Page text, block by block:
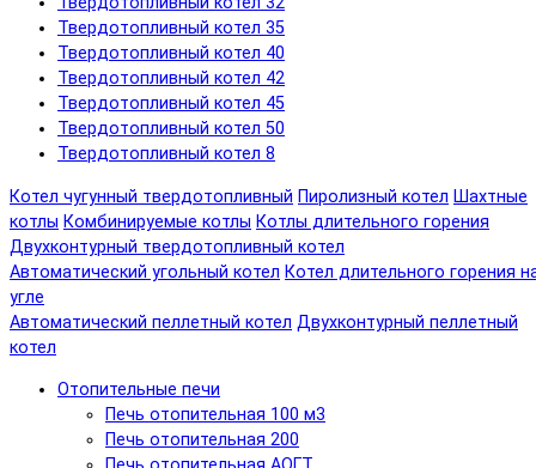
Твердотопливный котел 35
Твердотопливный котел 40
Твердотопливный котел 42
Твердотопливный котел 45
Твердотопливный котел 50
Твердотопливный котел 8
Котел чугунный твердотопливный Пиролизный котел Шахтные
котлы Комбинируемые котлы Котлы длительного горения
Двухконтурный твердотопливный котел
Автоматический угольный котел Котел длительного горения
угле
Автоматический пеллетный котел Двухконтурный пеллетный
котел
Отопительные печи
Печь отопительная 100 м3
Печь отопительная 200